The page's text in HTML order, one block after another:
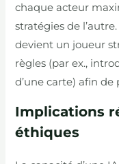
chaque acteur
stratégies de
devient un joueur
règles (par ex.,
d’une carte) afin de
Implications
éthiques